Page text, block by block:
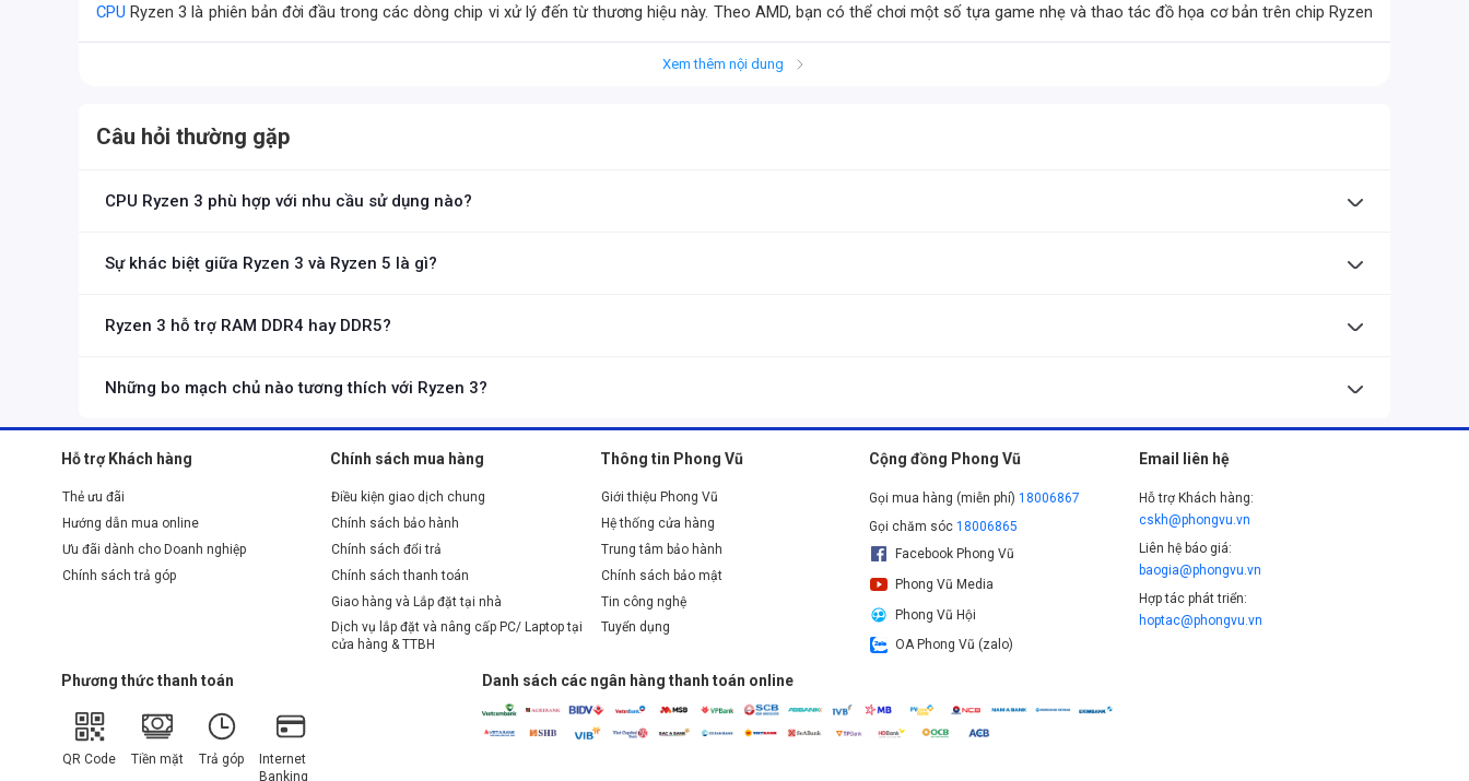
CPU Ryzen 3 là phiên bản đời đầu trong các dòng chip vi xử lý đến từ thương hiệu này. Theo AMD, bạn có thể chơi một số tựa game nhẹ và thao tác đồ họa cơ bản trên chip Ryzen
3 với mức độ phân giải 720p. Chip Ryzen 3 vẫn có thể hỗ trợ máy tính tải được video và hình ảnh ở mức độ HD hoặc full HD.
Tổng quan về thương hiệu CPU AMD ryzen 3
2. Đặc điểm nổi bật của dòng Ryzen 3
2.1. Phục vụ tốt các tác vụ cơ bản, làm việc hiệu quả hơn
Series CPU Ryzen 3
sở hữu số lượng nhân xử lý ổn định (4 nhân), đáp ứng tốt những yêu cầu cơ bản như các thao tác văn phòng, học tập, chơi một số game đơn giản,.... Mặc dù
không có hiệu năng quá vượt trội như những dòng Ryzen khác nhưng bộ xử lý này vẫn đảm bảo hỗ trợ tốt những tác vụ không quá nặng tài nguyên máy tính.
Xem thêm nội dung
Câu hỏi thường gặp
CPU Ryzen 3 phù hợp với nhu cầu sử dụng nào?
chỉnh sửa ảnh nhẹ nhàng.
Sự khác biệt giữa Ryzen 3 và Ryzen 5 là gì?
chuyên sâu hơn.
Ryzen 3 hỗ trợ RAM DDR4 hay DDR5?
Những bo mạch chủ nào tương thích với Ryzen 3?
Ryzen 3 thế hệ 3 và 4 thường dùng socket AM4, tương thích với các bo mạch chủ chipset A320, B450, B550. Nếu là Ryzen 3 thế hệ mới hơn, hãy kiểm tra chipset hỗ trợ trước khi mua.
Hỗ trợ Khách hàng
Thẻ ưu đãi
Hướng dẫn mua online
Ưu đãi dành cho Doanh nghiệp
Chính sách trả góp
Chính sách mua hàng
Điều kiện giao dịch chung
Chính sách bảo hành
Chính sách đổi trả
Chính sách thanh toán
Giao hàng và Lắp đặt tại nhà
Dịch vụ lắp đặt và nâng cấp PC/ Laptop tại
cửa hàng & TTBH
Thông tin Phong Vũ
Giới thiệu Phong Vũ
Hệ thống cửa hàng
Trung tâm bảo hành
Chính sách bảo mật
Tin công nghệ
Tuyển dụng
Cộng đồng Phong Vũ
Gọi mua hàng (miễn phí)18006867
Gọi chăm sóc18006865
Facebook Phong Vũ
Phong Vũ Media
Phong Vũ Hội
OA Phong Vũ (zalo)
Email liên hệ
Hỗ trợ Khách hàng:
cskh@phongvu.vn
Liên hệ báo giá:
baogia@phongvu.vn
Hợp tác phát triển:
hoptac@phongvu.vn
Phương thức thanh toán
QR Code Tiền mặt Trả góp
Internet
Banking
Danh sách các ngân hàng thanh toán online